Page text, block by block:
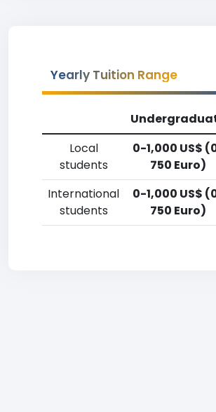
Yearly Tuition Range
Local
students
0-1,000 US$
750 Euro)
International
students
0-1,000 US$
750 Euro)